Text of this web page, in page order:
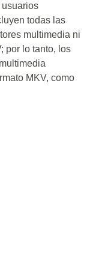
usuarios
todas las
multimedia ni
por lo tanto, los
MKV, como